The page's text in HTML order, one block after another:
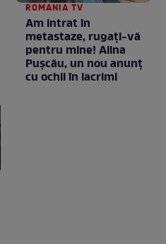
ROMANIA TV
Am intrat în
metastaze, rugaţi-vă
pentru mine! Alina
Puşcău, un nou anunţ
cu ochii în lacrimi